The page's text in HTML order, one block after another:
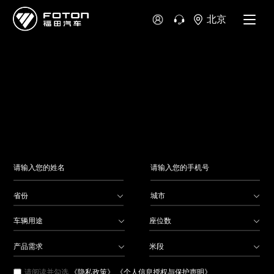
北京
大洋洲
省份 城市
车辆用途 座位数
产品需求 米段
请阅读并勾选 《隐私政策》 《个人信息授权与保护声明》